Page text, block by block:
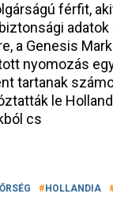
férfit,
adatok
a Genesis
nyomozás
tartanak
le
cs
HOLLANDIA